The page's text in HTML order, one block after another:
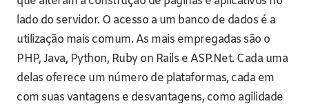
lado do servidor. O acesso a um banco de dados é a
utilização mais comum. As mais empregadas são o
PHP, Java, Python, Ruby on Rails e ASP.Net. Cada uma
delas oferece um número de plataformas, cada em
com suas vantagens e desvantagens, como agilidade